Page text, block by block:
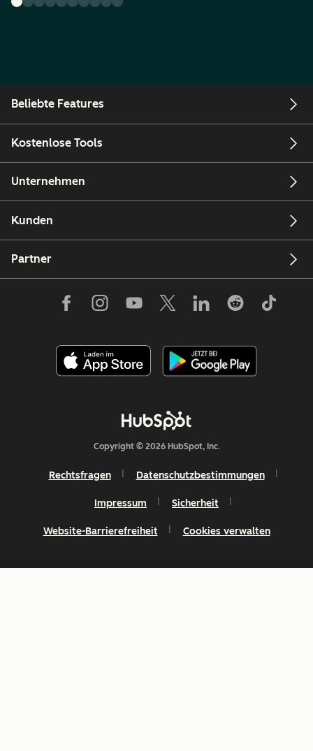
Beliebte Features
Kostenlose Tools
Unternehmen
Kunden
Partner
Copyright © 2026 HubSpot, Inc.
Rechtsfragen Datenschutzbestimmungen
Impressum Sicherheit
Website-Barrierefreiheit Cookies verwalten